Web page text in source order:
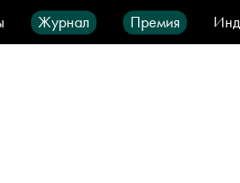
Журнал Премия
Город IT-продукты